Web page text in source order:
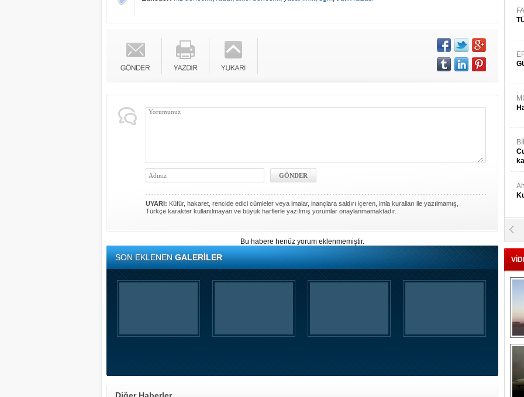
UYARI: Küfür, hakaret, rencide edici cümleler veya imalar, inançlara saldırı içeren, imla kuralları ile yazılmamış,
Türkçe karakter kullanılmayan ve büyük harflerle yazılmış yorumlar onaylanmamaktadır.
Bu habere henüz yorum eklenmemiştir.
SON EKLENENGALERİLER